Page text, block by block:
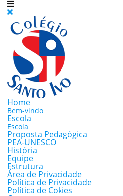
Home
Bem-vindo
Escola
Escola
Proposta Pedagógica
PEA-UNESCO
História
Equipe
Estrutura
Área de Privacidade
Política de Privacidade
Política de Cokies